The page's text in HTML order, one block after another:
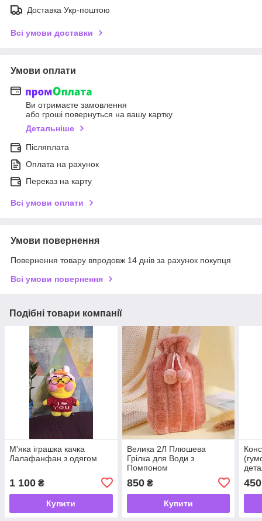
Доставка Укр-поштою
Всі умови доставки
Умови оплати
Ви отримаєте замовлення
або гроші повернуться на вашу картку
Детальніше
Післяплата
Оплата на рахунок
Переказ на карту
Всі умови оплати
Умови повернення
Повернення товару впродовж 14 днів за рахунок покупця
Всі умови повернення
Подібні товари компанії
М'яка іграшка качка
Лалафанфан з одягом
1 100 ₴
Купити
Велика 2Л Плюшева
Грілка для Води з
Помпоном
850₴
Купити
450